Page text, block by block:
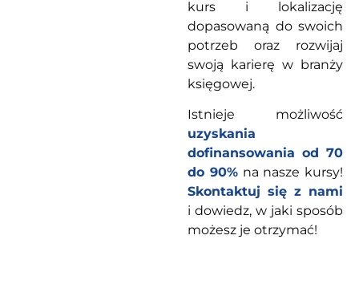
kurs i lokalizację
dopasowaną do swoich
potrzeb oraz rozwijaj
swoją karierę w branży
księgowej.
Istnieje możliwość
uzyskania
dofinansowania od 70
do 90%na nasze kursy!
Skontaktuj się z nami
i dowiedz, w jaki sposób
możesz je otrzymać!